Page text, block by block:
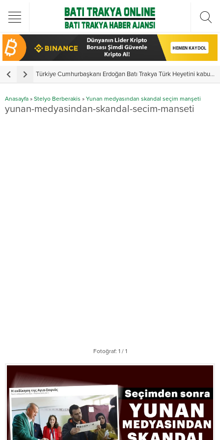
Türkiye Cumhurbaşkanı Erdoğan Batı Trakya Türk Heyetini kabul etti
Anasayfa » Stelyo Berberakis » Yunan medyasından skandal seçim manşeti
yunan-medyasindan-skandal-secim-manseti
Fotoğraf: 1 / 1